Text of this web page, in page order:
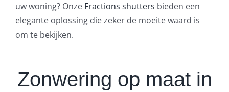
uw woning? Onze Fractions shutters bieden een
elegante oplossing die zeker de moeite waard is
om te bekijken.
Zonwering op maat in